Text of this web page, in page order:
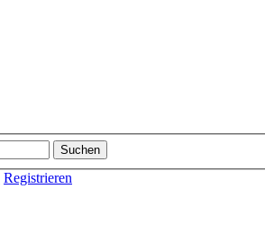
Registrieren